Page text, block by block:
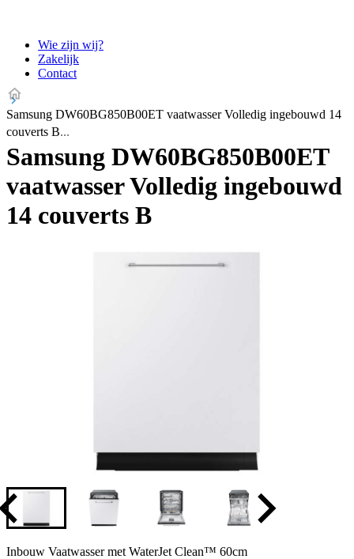
Wie zijn wij?
Zakelijk
Contact
Samsung DW60BG850B00ET vaatwasser Volledig ingebouwd 14
couverts B
Samsung DW60BG850B00ET
vaatwasser Volledig ingebouwd
14 couverts B
Inbouw Vaatwasser met WaterJet Clean™ 60cm